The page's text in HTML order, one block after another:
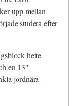
upp mellan
studera efter
hette
en 13″
jordnära